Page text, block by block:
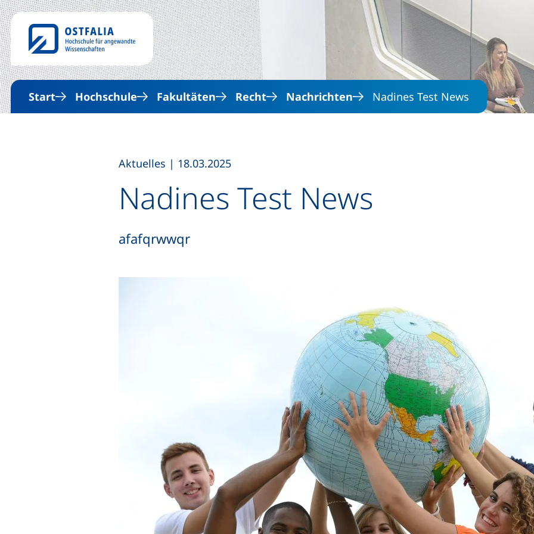
Direkt zum Inhalt
Start Hochschule Fakultäten Recht Nachrichten Nadines Test News
Nadines Test News
Aktuelles | 18.03.2025
afafqrwwqr